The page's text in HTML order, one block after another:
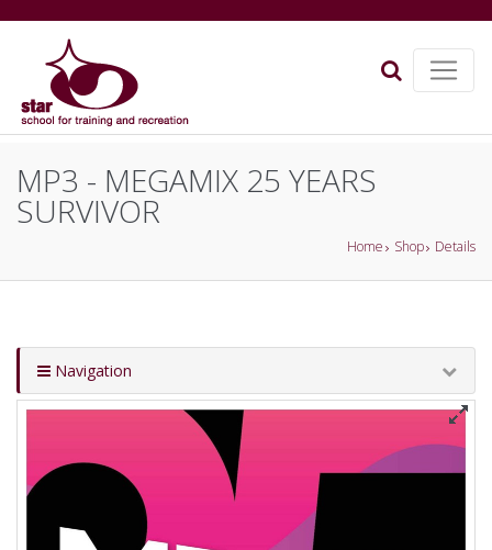
MP3 - MEGAMIX 25 YEARS
SURVIVOR
Home Shop Details
Navigation